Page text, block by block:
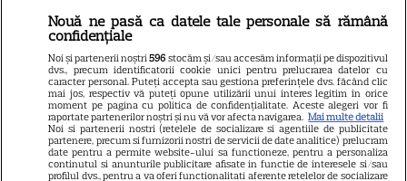
ALTE ARTICOLE
INTERESANTE
Nouă ne pasă ca datele tale personale să rămână
confidențiale
Noi și partenerii noștri596 stocăm și/sau accesăm informații pe dispozitivul
dvs., precum identificatorii cookie unici pentru prelucrarea datelor cu
caracter personal. Puteți accepta sau gestiona preferințele dvs. făcând clic
mai jos, respectiv vă puteți opune utilizării unui interes legitim în orice
moment pe pagina cu politica de confidențialitate. Aceste alegeri vor fi
raportate partenerilor noștri și nu vă vor afecta navigarea. Mai multe detalii
Noi si partenerii nostri (retelele de socializare si agentiile de publicitate
partenere, precum si furnizorii nostri de servicii de date analitice) prelucram
date pentru a permite website-ului sa functioneze, pentru a personaliza
continutul si anunturile publicitare afisate in functie de interesele si/sau
profilul dvs., pentru a va oferi functionalitati aferente retelelor de socializare